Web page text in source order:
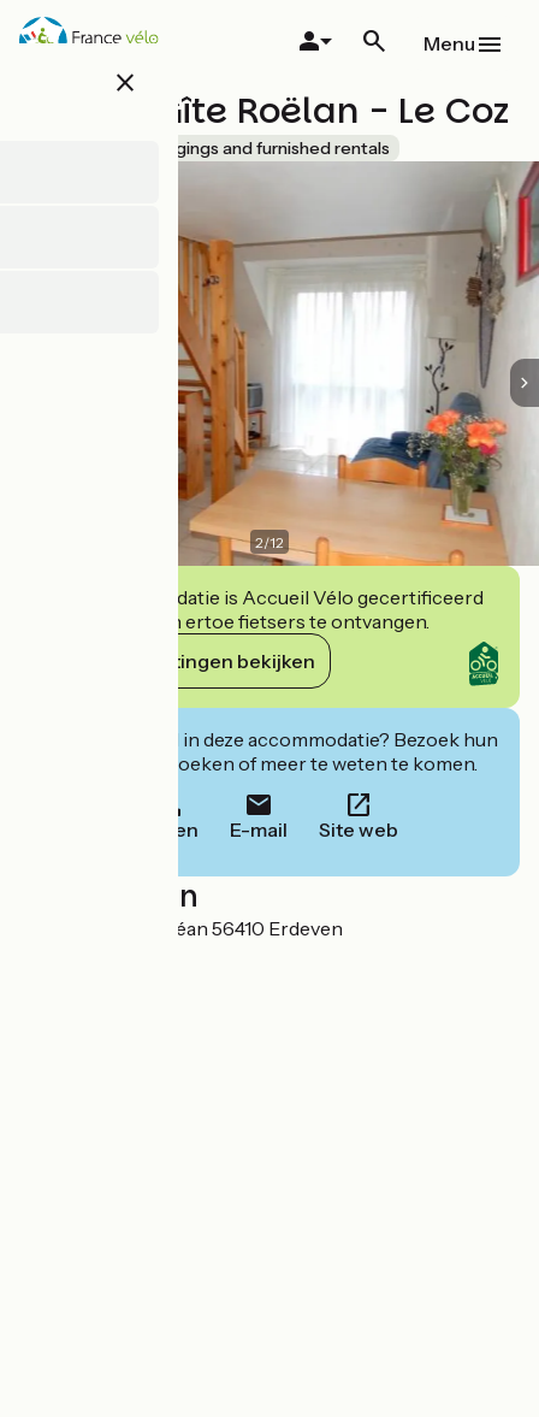
Overslaan
en
close
Menu
Le Petit Gîte Roëlan - Le Coz
Lodgings and furnished rentals
2/12
Deze accommodatie is Accueil Vélo gecertificeerd
en verbindt zich ertoe fietsers te ontvangen.
Haar verplichtingen bekijken
Geïnteresseerd in deze accommodatie? Bezoek hun
website om te boeken of meer te weten te komen.
Bellen E-mail Site web
Localisation
49 Sentier de l'Océan 56410 Erdeven